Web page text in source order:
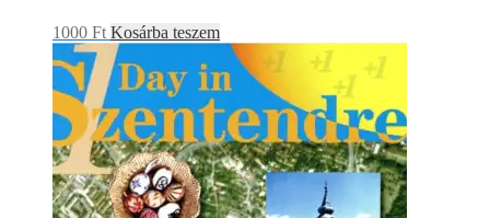
1000 Ft Kosárba teszem